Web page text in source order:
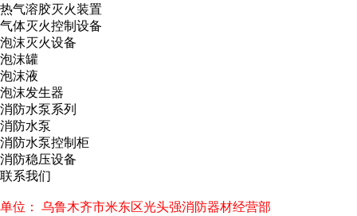
热气溶胶灭火装置
气体灭火控制设备
泡沫灭火设备
泡沫罐
泡沫液
泡沫发生器
消防水泵系列
消防水泵
消防水泵控制柜
消防稳压设备
联系我们
单位： 乌鲁木齐市米东区光头强消防器材经营部